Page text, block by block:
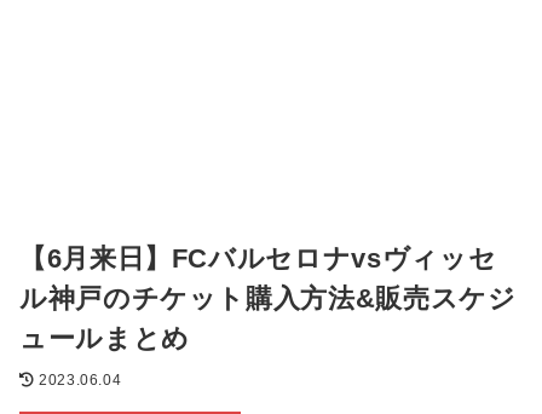
【6月来日】FCバルセロナvsヴィッセ
ル神戸のチケット購入方法&販売スケジ
ュールまとめ
2023.06.04